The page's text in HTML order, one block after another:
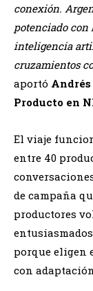
conexión.
potenciado con
inteligencia
cruzamientos
aportó Andrés
Producto en
El viaje
entre 40
de campaña
productores
porque eligen
con